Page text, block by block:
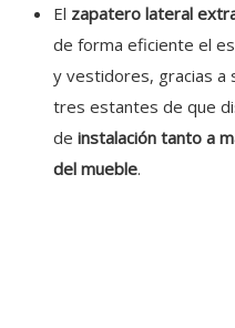
El zapatero lateral
de forma eficiente el
y vestidores, gracias a
tres estantes de que
de instalación tanto a
del mueble.